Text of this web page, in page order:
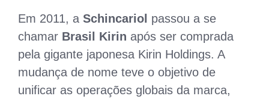
Em 2011, a Schincariol passou a se
chamar Brasil Kirin após ser comprada
pela gigante japonesa Kirin Holdings. A
mudança de nome teve o objetivo de
unificar as operações globais da marca,